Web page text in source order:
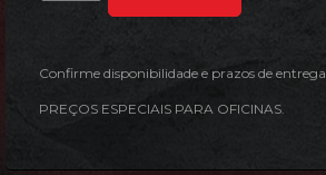
Confirme disponibilidade e prazos de entrega.
PREÇOS ESPECIAIS PARA OFICINAS.